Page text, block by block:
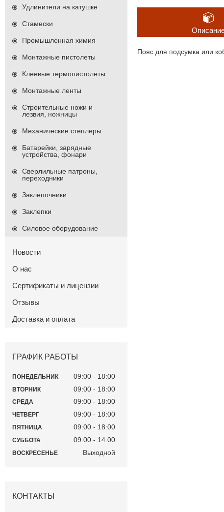
Пояс для подсумка или
Удлинители на катушке
Стамески
Промышленная химия
Монтажные пистолеты
Клеевые термопистолеты
Монтажные ленты
Строительные ножи и
лезвия, ножницы
Механические степлеры
Батарейки, зарядные
устройства, фонари
Сверлильные патроны,
переходники
Заклепочники
Заклепки
Силовое оборудование
Новости
О нас
Сертификаты и лицензии
Отзывы
Доставка и оплата
ГРАФИК РАБОТЫ
ПОНЕДЕЛЬНИК 09:00 18:00
ВТОРНИК 09:00 18:00
СРЕДА 09:00 18:00
ЧЕТВЕРГ 09:00 18:00
ПЯТНИЦА 09:00 18:00
СУББОТА 09:00 14:00
ВОСКРЕСЕНЬЕ Выходной
КОНТАКТЫ